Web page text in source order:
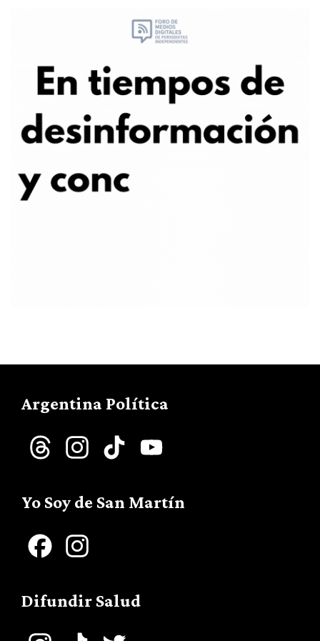
Argentina Política
Threads InstagramTikTok
Yo Soy de San Martín
Facebook
Difundir Salud